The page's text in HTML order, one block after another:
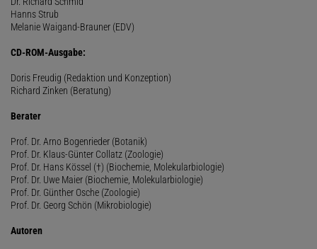
Hanns Strub
Melanie Waigand-Brauner (EDV)
CD-ROM-Ausgabe:
Doris Freudig (Redaktion und Konzeption)
Richard Zinken (Beratung)
Berater
Prof. Dr. Arno Bogenrieder (Botanik)
Prof. Dr. Klaus-Günter Collatz (Zoologie)
Prof. Dr. Hans Kössel (†) (Biochemie, Molekularbiologie)
Prof. Dr. Uwe Maier (Biochemie, Molekularbiologie)
Prof. Dr. Günther Osche (Zoologie)
Prof. Dr. Georg Schön (Mikrobiologie)
Autoren